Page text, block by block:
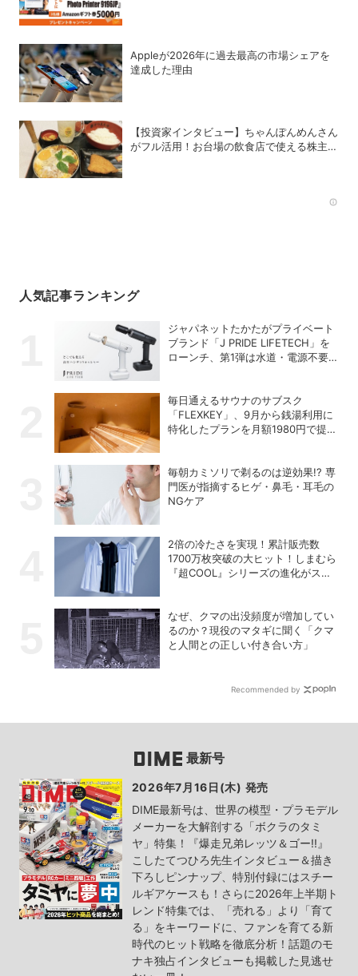
Appleが2026年に過去最⾼の市場シェアを
達成した理由
【投資家インタビュー】ちゃんぽんめんさん
がフル活用！お台場の飲食店で使える株主優
人気記事ランキング
ジャパネットたかたがプライベート
ブランド「J PRIDE LIFETECH」を
ローンチ、第1弾は水道・電源不要
毎日通えるサウナのサブスク
「FLEXKEY」、9月から銭湯利用に
特化したプランを月額1980円で提供
毎朝カミソリで剃るのは逆効果!? 専
門医が指摘するヒゲ・鼻毛・耳毛の
NGケア
2倍の冷たさを実現！累計販売数
1700万枚突破の大ヒット！しまむら
『超COOL』シリーズの進化がスゴ
なぜ、クマの出没頻度が増加してい
るのか？現役のマタギに聞く「クマ
と人間との正しい付き合い方」
Recommended by
最新号
2026年7月16日(木) 発売
DIME最新号は、世界の模型・プラモデル
メーカーを大解剖する「ボクラのタミ
ヤ」特集！『爆走兄弟レッツ＆ゴー!!』
こしたてつひろ先生インタビュー＆描き
下ろしピンナップ、特別付録にはスチー
ルギアケースも！さらに2026年上半期ト
レンド特集では、「売れる」より「育て
る」をキーワードに、ファンを育てる新
時代のヒット戦略を徹底分析！話題のモ
ナキ独占インタビューも掲載した見逃せ